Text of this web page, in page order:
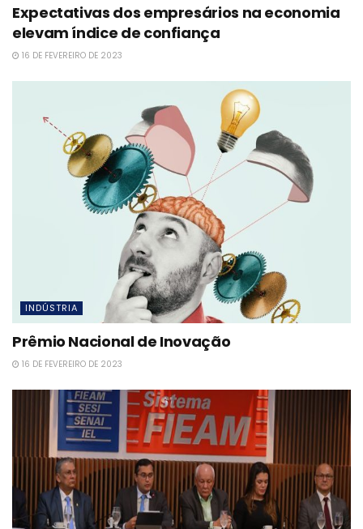
Expectativas dos empresários na economia
elevam índice de confiança
16 DE FEVEREIRO DE 2023
INDÚSTRIA
Prêmio Nacional de Inovação
16 DE FEVEREIRO DE 2023